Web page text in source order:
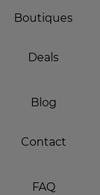
Boutiques
Deals
Blog
Contact
FAQ